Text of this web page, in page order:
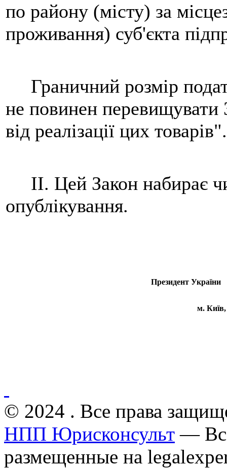
по району (місту) за
проживання) суб'єкта
Граничний розмір
не повинен перевищувати
від реалізації цих товарів".
II. Цей Закон набирає
опублікування.
Президент
м. Київ,
© 2024 . Все права
НПП Юрисконсульт —
размещенные на